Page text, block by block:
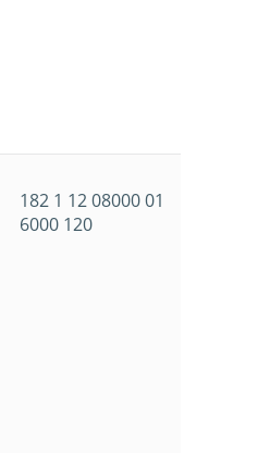
182 1 12 08000 01
6000 120